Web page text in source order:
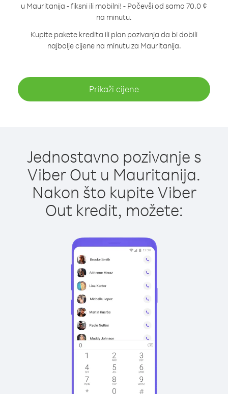
u Mauritanija - fiksni ili mobilni! - Počevši od samo 70.0 ¢
na minutu.
Kupite pakete kredita ili plan pozivanja da bi dobili
najbolje cijene na minutu za Mauritanija.
Prikaži cijene
Jednostavno pozivanje s
Viber Out u Mauritanija.
Nakon što kupite Viber
Out kredit, možete: